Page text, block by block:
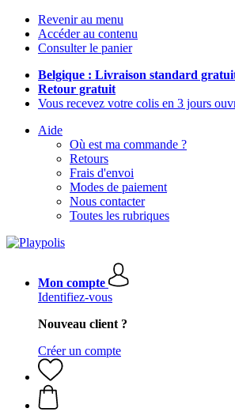
Revenir au menu
Accéder au contenu
Consulter le panier
Belgique : Livraison standard
Retour gratuit
Vous recevez votre colis en 3 jours
Aide
Où est ma commande ?
Retours
Frais d'envoi
Modes de paiement
Nous contacter
Toutes les rubriques
Mon compte
Identifiez-vous
Nouveau client ?
Créer un compte